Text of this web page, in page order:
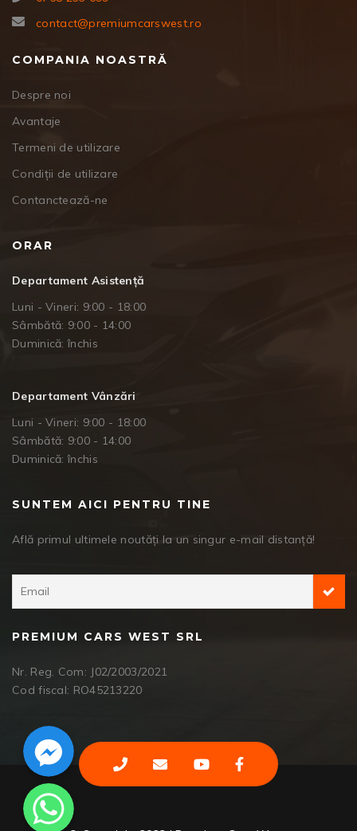
contact@premiumcarswest.ro
COMPANIA NOASTRĂ
Despre noi
Avantaje
Termeni de utilizare
Condiții de utilizare
Contanctează-ne
ORAR
Departament Asistență
Luni - Vineri: 9:00 - 18:00
Sâmbătă: 9:00 - 14:00
Duminică: închis
Departament Vânzări
Luni - Vineri: 9:00 - 18:00
Sâmbătă: 9:00 - 14:00
Duminică: închis
SUNTEM AICI PENTRU TINE
Află primul ultimele noutăți la un singur e-mail distanță!
PREMIUM CARS WEST SRL
Nr. Reg. Com: J02/2003/2021
Cod fiscal: RO45213220
Facebook Messenger
WhatsApp